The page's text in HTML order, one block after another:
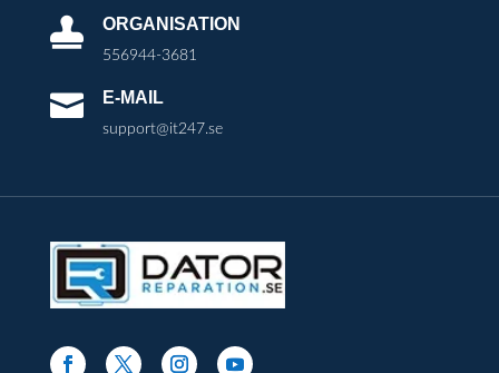
 ORGANISATION
556944-3681
 E-MAIL
support@it247.se